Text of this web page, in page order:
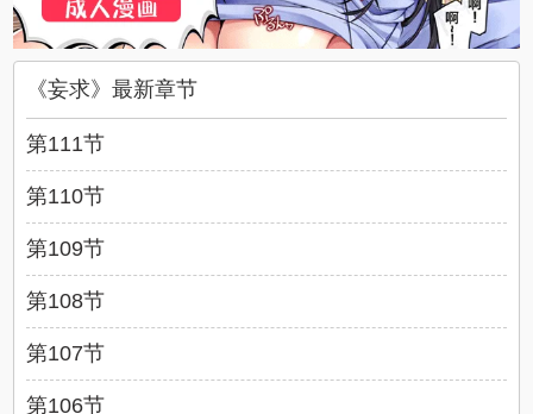
《妄求》最新章节
第111节
第110节
第109节
第108节
第107节
第106节